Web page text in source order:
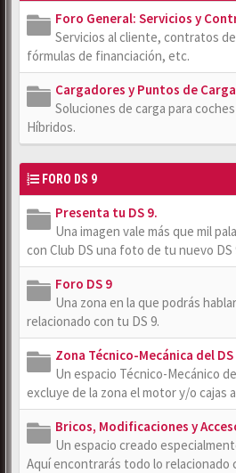
Foro General: Servicios y
Servicios al cliente, contratos
fórmulas de financiación, etc.
Cargadores y Puntos de Carga
Soluciones de carga para
Híbridos.
FORO DS 9
Presenta tu DS 9.
Una imagen vale más que mil
con Club DS una foto de tu nuevo DS
Foro DS 9
Una zona en la que podrás
relacionado con tu DS 9.
Zona Técnico-Mecánica del DS
Un espacio Técnico-Mecánico
excluye de la zona el motor y/o cajas
Bricos, Modificaciones y
Un espacio creado
Aquí encontrarás todo lo relacionado